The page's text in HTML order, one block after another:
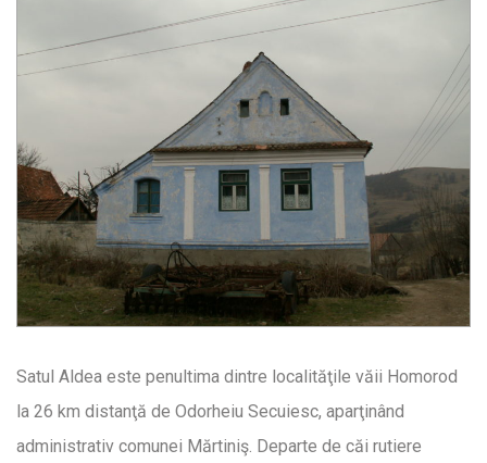
Satul Aldea este penultima dintre localităţile văii Homorod
la 26 km distanţă de Odorheiu Secuiesc, aparţinând
administrativ comunei Mărtiniş. Departe de căi rutiere